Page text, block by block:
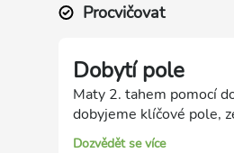
Procvičovat
Dobytí pole
Maty 2. tahem pomocí
dobyjeme klíčové pole,
oběti.
Dozvědět se více